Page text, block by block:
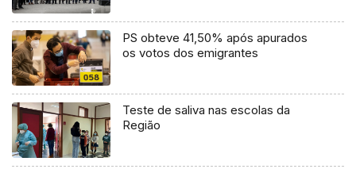
PS obteve 41,50% após apurados
os votos dos emigrantes
Teste de saliva nas escolas da
Região